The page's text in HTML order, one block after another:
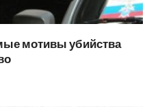
мотивы убийства